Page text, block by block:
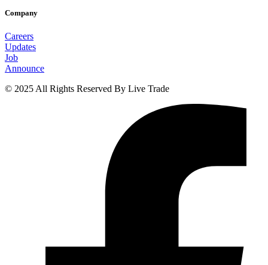
Company
Careers
Updates
Job
Announce
© 2025 All Rights Reserved By Live Trade